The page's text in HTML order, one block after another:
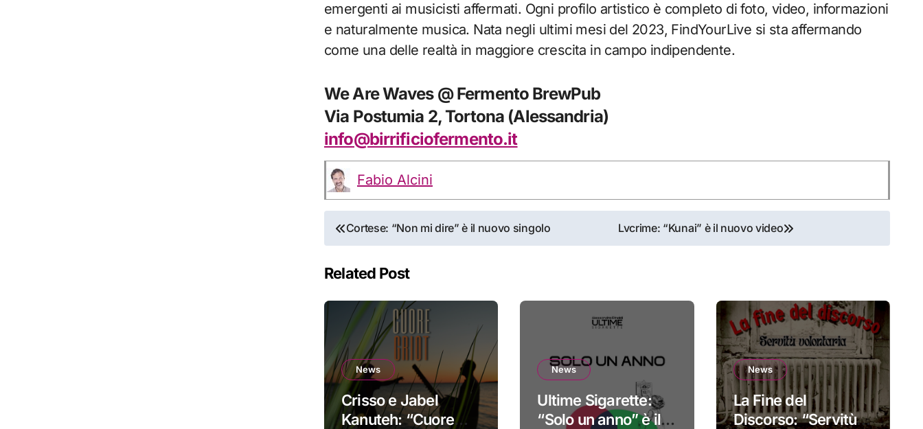
emergenti ai musicisti affermati. Ogni profilo artistico è completo di foto, video, informazioni
e naturalmente musica. Nata negli ultimi mesi del 2023, FindYourLive si sta affermando
come una delle realtà in maggiore crescita in campo indipendente.
We Are Waves @ Fermento BrewPub
Via Postumia 2, Tortona (Alessandria)
info@birrificiofermento.it
Fabio Alcini
Navigazione
articoli
Cortese: “Non mi dire” è il nuovo singolo Lvcrime: “Kunai” è il nuovo video
Related Post
News
Crisso e Jabel
Kanuteh: “Cuore
News
Ultime Sigarette:
“Solo un anno” è il
News
La Fine del
Discorso: “Servitù